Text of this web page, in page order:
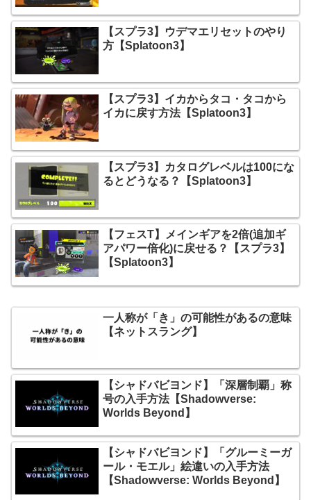
【スプラ3】ウデマエリセットのやり
方【Splatoon3】
【スプラ3】イカからタコ・タコから
イカに戻す方法【Splatoon3】
【スプラ3】カタログレベルは100にな
るとどうなる？【Splatoon3】
【フェスT】メインギアを2倍(追加ギ
アパワー倍化)に戻せる？【スプラ3】
【Splatoon3】
一人称が「き」の可能性があるの意味
【ネットスラング】
【シャドバビヨンド】「深層制覇」称
号の入手方法【Shadowverse:
Worlds Beyond】
【シャドバビヨンド】「グルーミーガ
ール・モエル」絵違いの入手方法
【Shadowverse: Worlds Beyond】